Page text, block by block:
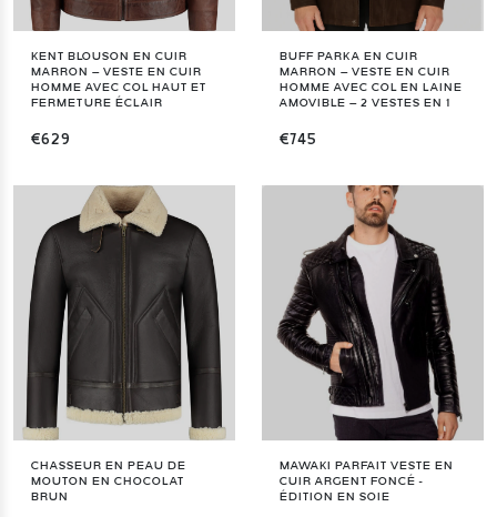
KENT BLOUSON EN CUIR
MARRON – VESTE EN CUIR
HOMME AVEC COL HAUT ET
FERMETURE ÉCLAIR
€629
BUFF PARKA EN CUIR
MARRON – VESTE EN CUIR
HOMME AVEC COL EN LAINE
AMOVIBLE – 2 VESTES EN 1
€745
CHASSEUR EN PEAU DE
MOUTON EN CHOCOLAT
BRUN
MAWAKI PARFAIT VESTE EN
CUIR ARGENT FONCÉ -
ÉDITION EN SOIE